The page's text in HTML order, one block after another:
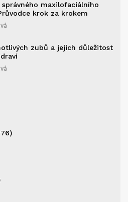
maxilofaciálního
krok za krokem
zubů a jejich důležitost